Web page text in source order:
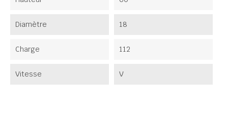
Diamètre 18
Charge 112
Vitesse V